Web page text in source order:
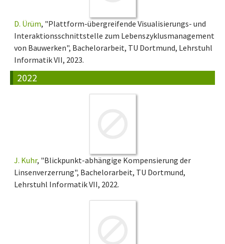
D. Ürüm, "Plattform-übergreifende Visualisierungs- und
Interaktionsschnittstelle zum Lebenszyklusmanagement
von Bauwerken", Bachelorarbeit, TU Dortmund, Lehrstuhl
Informatik VII, 2023.
2022
J. Kuhr, "Blickpunkt-abhängige Kompensierung der
Linsenverzerrung", Bachelorarbeit, TU Dortmund,
Lehrstuhl Informatik VII, 2022.